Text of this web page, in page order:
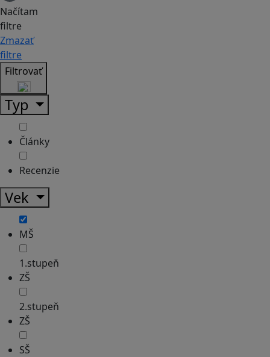
Načítam
filtre
Zmazať
filtre
Filtrovať
Typ
Články
Recenzie
Vek
MŠ
1.stupeň
ZŠ
2.stupeň
ZŠ
SŠ